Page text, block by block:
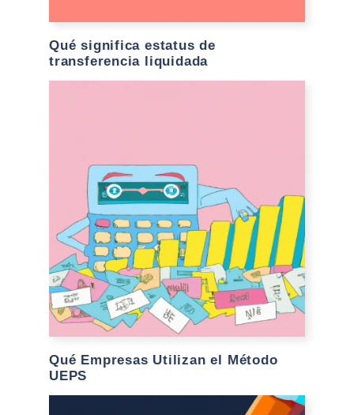
Qué significa estatus de
transferencia liquidada
Qué Empresas Utilizan el Método
UEPS